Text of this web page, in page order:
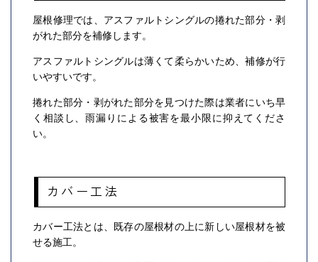
屋根修理では、アスファルトシングルの捲れた部分・剥
がれた部分を補修します。
アスファルトシングルは薄くて柔らかいため、補修が行
いやすいです。
捲れた部分・剥がれた部分を見つけた際は業者にいち早
く相談し、雨漏りによる被害を最小限に抑えてくださ
い。
カバー工法
カバー工法とは、既存の屋根材の上に新しい屋根材を被
せる施工。